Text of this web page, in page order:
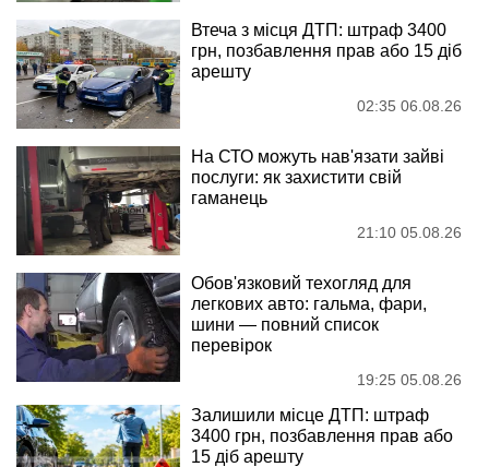
Втеча з місця ДТП: штраф 3400
грн, позбавлення прав або 15 діб
арешту
02:35 06.08.26
На СТО можуть нав'язати зайві
послуги: як захистити свій
гаманець
21:10 05.08.26
Обов'язковий техогляд для
легкових авто: гальма, фари,
шини — повний список
перевірок
19:25 05.08.26
Залишили місце ДТП: штраф
3400 грн, позбавлення прав або
15 діб арешту